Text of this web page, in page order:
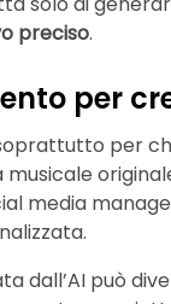
preciso.
per
per
media
dall’AI può